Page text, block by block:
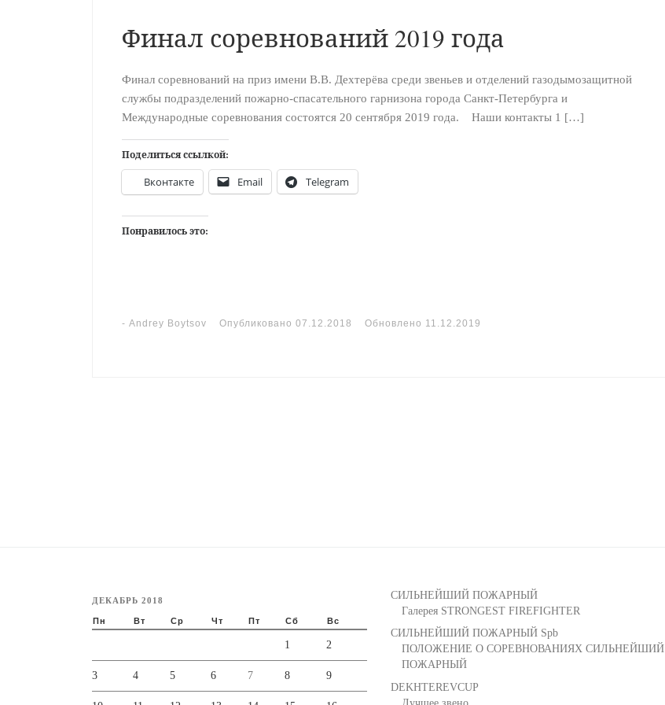
Финал соревнований 2019 года
Финал соревнований на приз имени В.В. Дехтерёва среди звеньев и отделений газодымозащитной
службы подразделений пожарно-спасательного гарнизона города Санкт-Петербурга и
Международные соревнования состоятся 20 сентября 2019 года. Наши контакты 1 […]
Поделиться ссылкой:
Вконтакте Email Telegram
Понравилось это:
- Andrey Boytsov Опубликовано 07.12.2018 Обновлено 11.12.2019
ДЕКАБРЬ 2018
Пн Вт Ср Чт Пт Сб Вс
1 2
3 4 5 6 7 8 9
СИЛЬНЕЙШИЙ ПОЖАРНЫЙ
Галерея STRONGEST FIREFIGHTER
СИЛЬНЕЙШИЙ ПОЖАРНЫЙ Spb
ПОЛОЖЕНИЕ О СОРЕВНОВАНИЯХ СИЛЬНЕЙШИЙ
ПОЖАРНЫЙ
DEKHTEREVCUP